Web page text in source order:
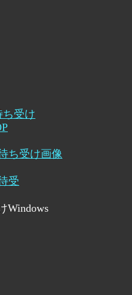
ち受け
ち受け画像
受
Windows